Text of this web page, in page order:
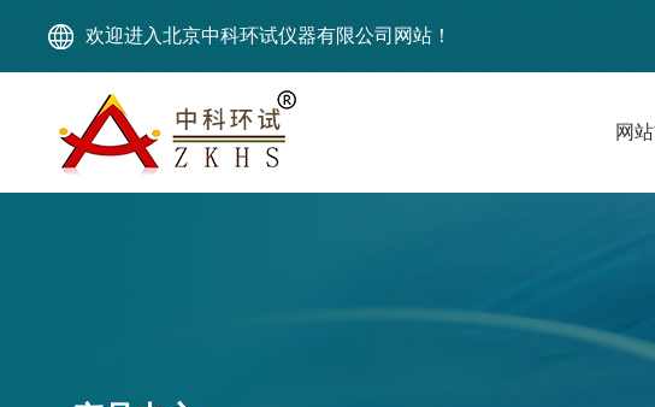
欢迎进入北京中科环试仪器有限公司网站！
网